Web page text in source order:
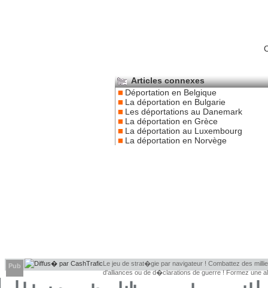
Articles connexes
Déportation en Belgique
La déportation en Bulgarie
Les déportations au Danemark
La déportation en Grèce
La déportation au Luxembourg
La déportation en Norvège
Pub
Le jeu de strat�gie par navigateur ! Combattez des
d'alliances ou de d�clarations de guerre ! Formez une
d�couvrir leurs faiblesses !